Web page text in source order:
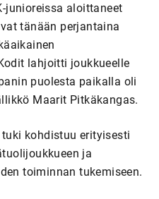
junioreissa aloittaneet
tänään perjantaina
lahjoitti joukkueelle
puolesta paikalla oli
Maarit Pitkäkangas.
tuki kohdistuu erityisesti
ja
toiminnan tukemiseen.